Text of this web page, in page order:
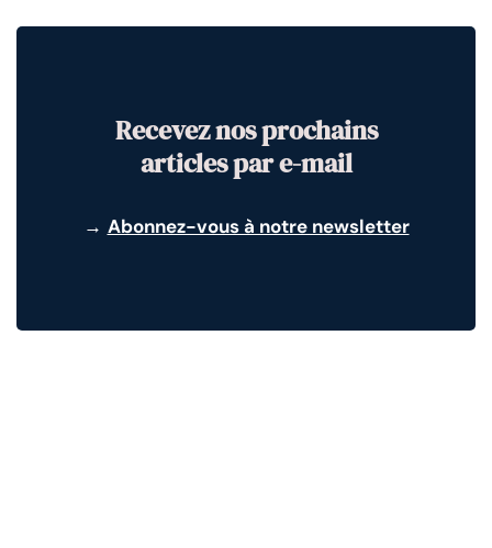
Recevez nos prochains
articles par e-mail
→ Abonnez-vous à notre newsletter